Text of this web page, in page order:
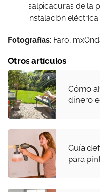
salpicaduras de la
instalación eléctrica.
Fotografías: Faro,
Otros artículos
Cómo
dinero
Guía
para